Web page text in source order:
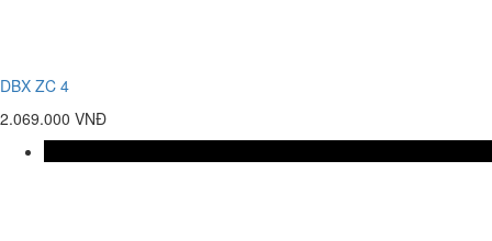
DBX ZC 4
2.069.000 VNĐ